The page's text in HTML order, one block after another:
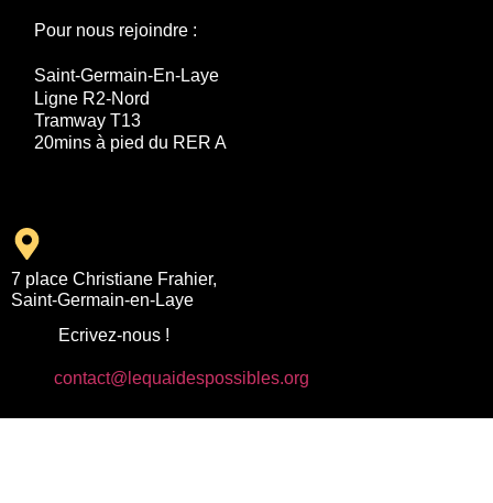
Pour nous rejoindre :
Saint-Germain-En-Laye
Ligne R2-Nord
Tramway T13
20mins à pied du RER A
7 place Christiane Frahier,
Saint-Germain-en-Laye
Ecrivez-nous !
contact@lequaidespossibles.org